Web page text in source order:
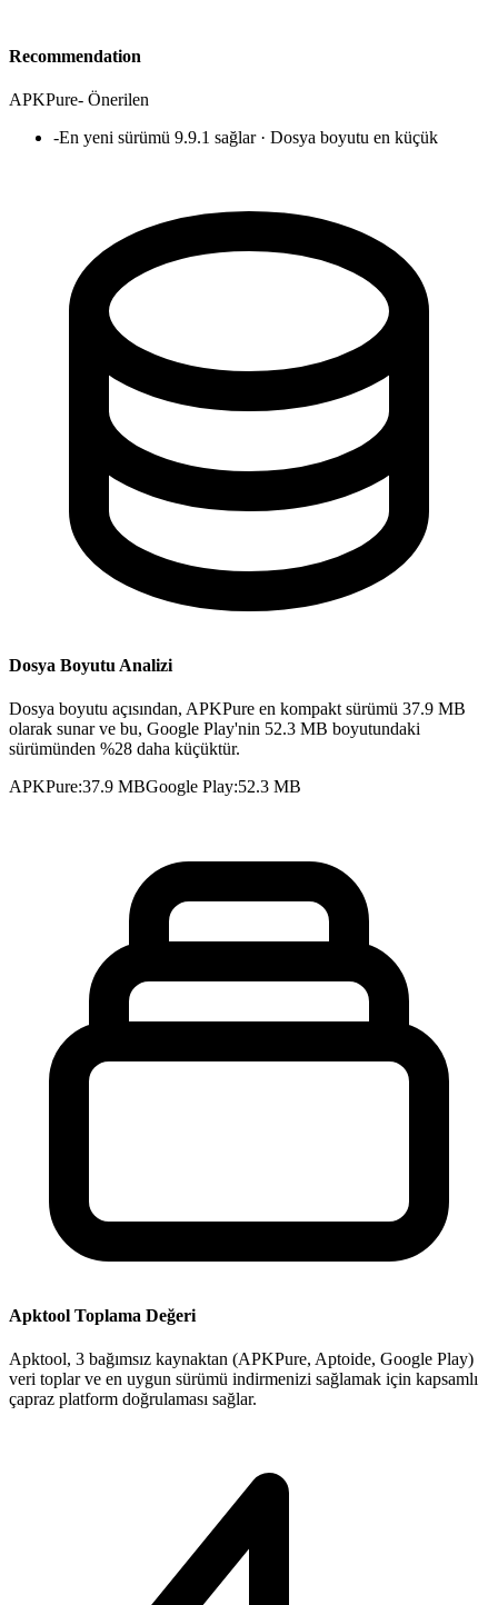
Recommendation
APKPure- Önerilen
-En yeni sürümü 9.9.1 sağlar · Dosya boyutu en küçük
Dosya Boyutu Analizi
Dosya boyutu açısından, APKPure en kompakt sürümü 37.9 MB
olarak sunar ve bu, Google Play'nin 52.3 MB boyutundaki
sürümünden %28 daha küçüktür.
APKPure:37.9 MBGoogle Play:52.3 MB
Apktool Toplama Değeri
Apktool, 3 bağımsız kaynaktan (APKPure, Aptoide, Google Play)
veri toplar ve en uygun sürümü indirmenizi sağlamak için kapsamlı
çapraz platform doğrulaması sağlar.